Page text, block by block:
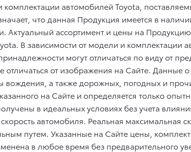
и комплектации автомобилей Toyota,
что данная Продукция имеется в
ассортимент и цены на
В зависимости от модели и комплектации
могут отличаться по виду от
отличаться от изображения на Сайте.
вождения, а также дорожных, погодных и
на Сайте и определяется только
в идеальных условиях без учета
автомобиля. Реальная максимальная
путем. Указанные на Сайте цены,
в любое время без предварительного